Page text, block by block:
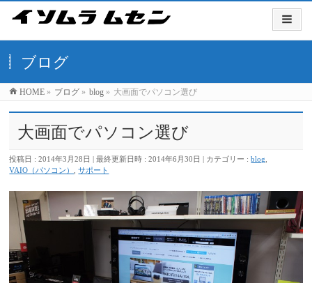
ブログ
HOME » ブログ » blog » 大画面でパソコン選び
大画面でパソコン選び
投稿日 : 2014年3月28日 最終更新日時 : 2014年6月30日 カテゴリー :blog
VAIO（パソコン）
,サポート